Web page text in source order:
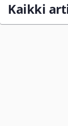
Kaikki